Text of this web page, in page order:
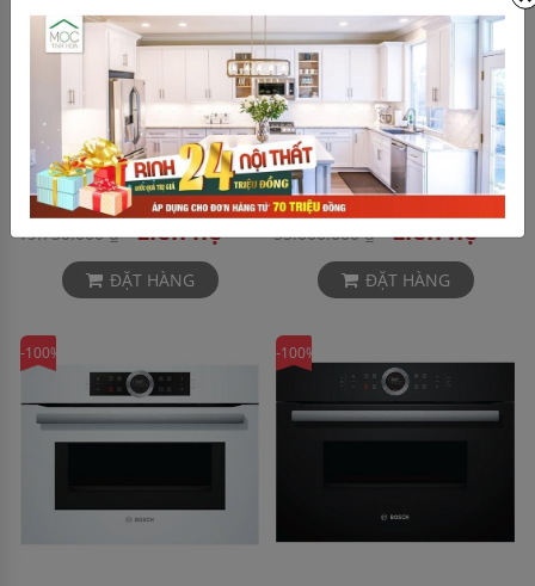
Lò nướng Bosch HBA13B254A
19.750.000 ₫ Liên hệ
ĐẶT HÀNG
Lò nướng kèm vi sóng Bosch
CMG636BS1
55.000.000 ₫
Liên hệ
ĐẶT HÀNG
-100% -100%